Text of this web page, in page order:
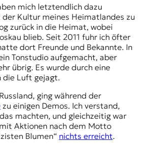
mich letztendlich dazu
Kultur meines Heimatlandes zu
zurück in die Heimat, wobei
blieb. Seit 2011 fuhr ich öfter
dort Freunde und Bekannte. In
Tonstudio aufgemacht, aber
übrig. Es wurde durch eine
die Luft gejagt.
ging während der
zu einigen Demos. Ich verstand,
machten, und gleichzeitig war
Aktionen nach dem Motto
Blumen“ nichts erreicht.